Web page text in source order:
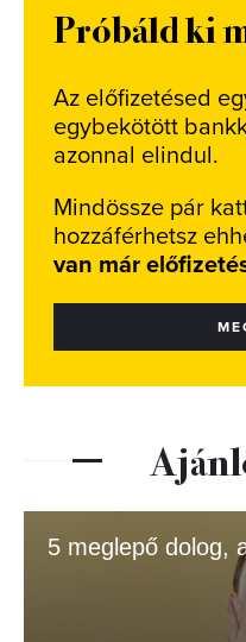
Próbáld ki
Az előfizetésed
egybekötött
azonnal elindul.
Mindössze pár
hozzáférhetsz
van már